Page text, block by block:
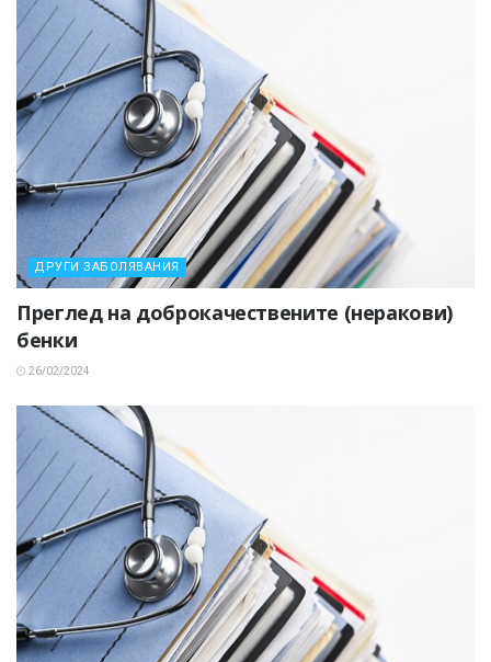
ДРУГИ ЗАБОЛЯВАНИЯ
Преглед на доброкачествените (неракови)
бенки
26/02/2024